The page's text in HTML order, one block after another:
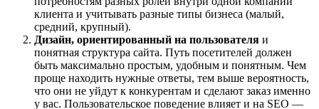
клиента и учитывать разные типы бизнеса (малый,
средний, крупный).
Дизайн, ориентированный на пользователя и
понятная структура сайта. Путь посетителей должен
быть максимально простым, удобным и понятным. Чем
проще находить нужные ответы, тем выше вероятность,
что они не уйдут к конкурентам и сделают заказ именно
у вас. Пользовательское поведение влияет и на SEO —